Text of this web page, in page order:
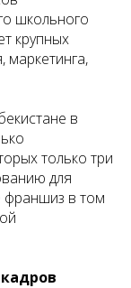
школьного
крупных
маркетинга,
в
только три
для
франшиз в том